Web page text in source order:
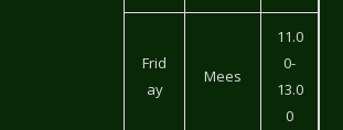
Frid
ay
Mees
11.0
0-
13.0
0